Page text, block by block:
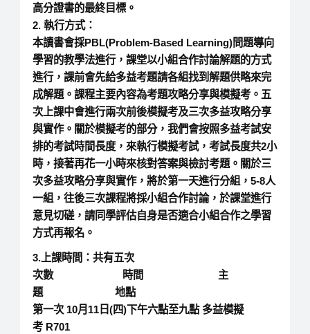
高分證書的最終目標。
2. 執行方式：
本讀書會採PBL(Problem-Based Learning)問題導向
學習的教學法進行，課堂以小組合作討論解題的方式
進行，課前會先給多益考題請各組找到解題供略來完
成解題。課程主要內容為考題攻略分享與模擬考。五
次上課中會進行兩次前後模擬考及三次多益攻略分享
與實作。關於模擬考的部分，我們會按照多益考試安
排的考試時間長度，來執行模擬考試，考試長度共2小
時，接著再花一小時來核對答案與檢討考題。關於三
次多益攻略分享與實作，將於第一天進行分組，5-8人
一組，往後三次課程將採小組合作討論，於課堂進行
意見切磋，請同學評估自身是否適合小組合作之學習
方式再報名。
3.上課時間：共有五次
次數 時間 主
題 地點
第一次 10月11日(四)下午六點至九點 多益模擬
考 R701